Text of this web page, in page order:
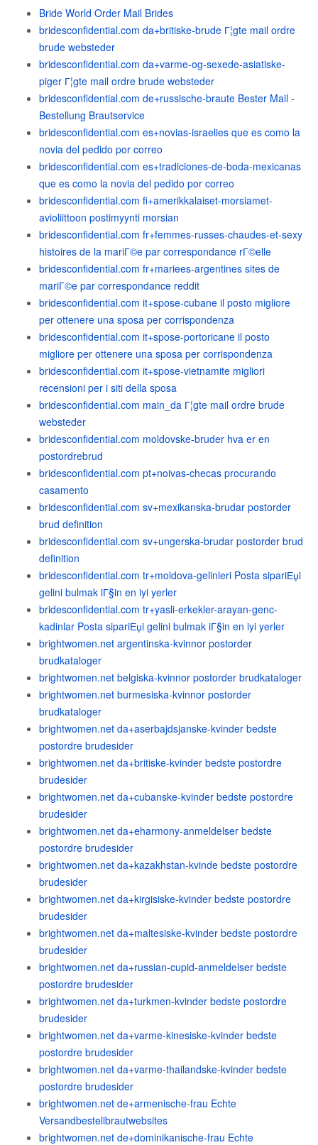
Bride World Order Mail Brides
bridesconfidential.com da+britiske-brude Г¦gte mail ordre
brude websteder
bridesconfidential.com da+varme-og-sexede-asiatiske-
piger Г¦gte mail ordre brude websteder
bridesconfidential.com de+russische-braute Bester Mail -
Bestellung Brautservice
bridesconfidential.com es+novias-israelies que es como la
novia del pedido por correo
bridesconfidential.com es+tradiciones-de-boda-mexicanas
que es como la novia del pedido por correo
bridesconfidential.com fi+amerikkalaiset-morsiamet-
avioliittoon postimyynti morsian
bridesconfidential.com fr+femmes-russes-chaudes-et-sexy
histoires de la mariГ©e par correspondance rГ©elle
bridesconfidential.com fr+mariees-argentines sites de
mariГ©e par correspondance reddit
bridesconfidential.com it+spose-cubane il posto migliore
per ottenere una sposa per corrispondenza
bridesconfidential.com it+spose-portoricane il posto
migliore per ottenere una sposa per corrispondenza
bridesconfidential.com it+spose-vietnamite migliori
recensioni per i siti della sposa
bridesconfidential.com main_da Г¦gte mail ordre brude
websteder
bridesconfidential.com moldovske-bruder hva er en
postordrebrud
bridesconfidential.com pt+noivas-checas procurando
casamento
bridesconfidential.com sv+mexikanska-brudar postorder
brud definition
bridesconfidential.com sv+ungerska-brudar postorder brud
definition
bridesconfidential.com tr+moldova-gelinleri Posta sipariЕџi
gelini bulmak iГ§in en iyi yerler
bridesconfidential.com tr+yasli-erkekler-arayan-genc-
kadinlar Posta sipariЕџi gelini bulmak iГ§in en iyi yerler
brightwomen.net argentinska-kvinnor postorder
brudkataloger
brightwomen.net belgiska-kvinnor postorder brudkataloger
brightwomen.net burmesiska-kvinnor postorder
brudkataloger
brightwomen.net da+aserbajdsjanske-kvinder bedste
postordre brudesider
brightwomen.net da+britiske-kvinder bedste postordre
brudesider
brightwomen.net da+cubanske-kvinder bedste postordre
brudesider
brightwomen.net da+eharmony-anmeldelser bedste
postordre brudesider
brightwomen.net da+kazakhstan-kvinde bedste postordre
brudesider
brightwomen.net da+kirgisiske-kvinder bedste postordre
brudesider
brightwomen.net da+maltesiske-kvinder bedste postordre
brudesider
brightwomen.net da+russian-cupid-anmeldelser bedste
postordre brudesider
brightwomen.net da+turkmen-kvinder bedste postordre
brudesider
brightwomen.net da+varme-kinesiske-kvinder bedste
postordre brudesider
brightwomen.net da+varme-thailandske-kvinder bedste
postordre brudesider
brightwomen.net de+armenische-frau Echte
Versandbestellbrautwebsites
brightwomen.net de+dominikanische-frau Echte